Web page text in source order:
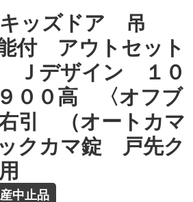
ッズドア 吊
付 アウトセット
デザイン １０
００高 〈オフブ
引 （オートカマ
クカマ錠 戸先ク
中止品